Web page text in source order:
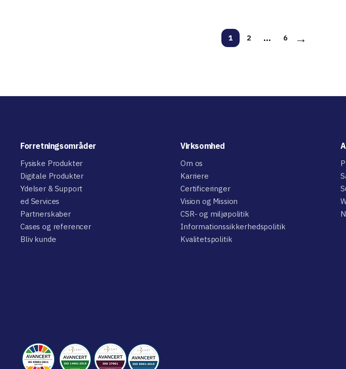
1 2 … 6 →
Forretningsområder
Fysiske Produkter
Digitale Produkter
Ydelser & Support
ed Services
Partnerskaber
Cases og referencer
Bliv kunde
Virksomhed
Om os
Karriere
Certificeringer
Vision og Mission
CSR- og miljøpolitik
Informationssikkerhedspolitik
Kvalitetspolitik